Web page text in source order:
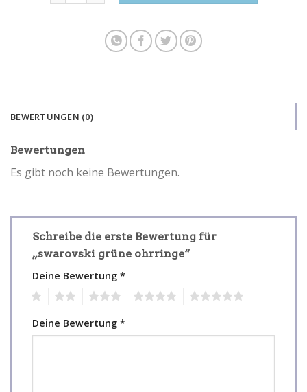
BEWERTUNGEN (0)
Bewertungen
Es gibt noch keine Bewertungen.
Schreibe die erste Bewertung für
„swarovski grüne ohrringe“
Deine Bewertung *
Deine Bewertung *